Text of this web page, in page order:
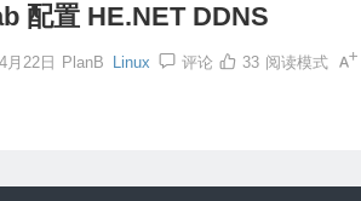
配置 HE.NET DDNS
月22日 PlanB Linux 评论 33 阅读模式